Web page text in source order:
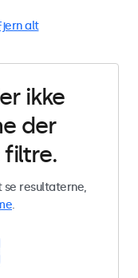
alt
ikke
der
resultaterne,
.